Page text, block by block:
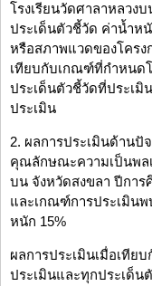
โรงเรียนวัดศาลาหลวง
ประเด็นตัวชี้วัด ค่าน้ำห
หรือสภาพแวดของโครง
เทียบกับเกณฑ์ที่กำหนด
ประเด็นตัวชี้วัดที่ประเ
ประเมิน
2. ผลการประเมินด้านปั
คุณลักษณะความเป็นพลเ
บน จังหวัดสงขลา ปีการ
และเกณฑ์การประเมินพ
หนัก 15%
ผลการประเมินเมื่อเที
ประเมินและทุกประเด็